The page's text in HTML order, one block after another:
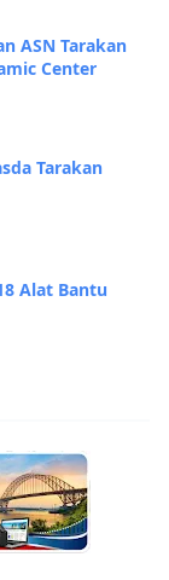
ASN Tarakan
Center
Tarakan
Alat Bantu